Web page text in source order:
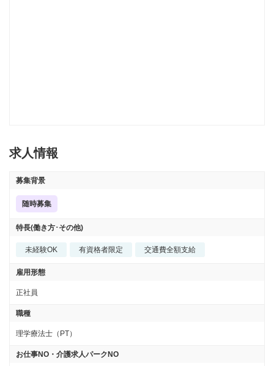
求人情報
募集背景
随時募集
特長(働き方･その他)
未経験OK 有資格者限定 交通費全額支給
雇用形態
正社員
職種
理学療法士（PT）
お仕事NO・介護求人パークNO